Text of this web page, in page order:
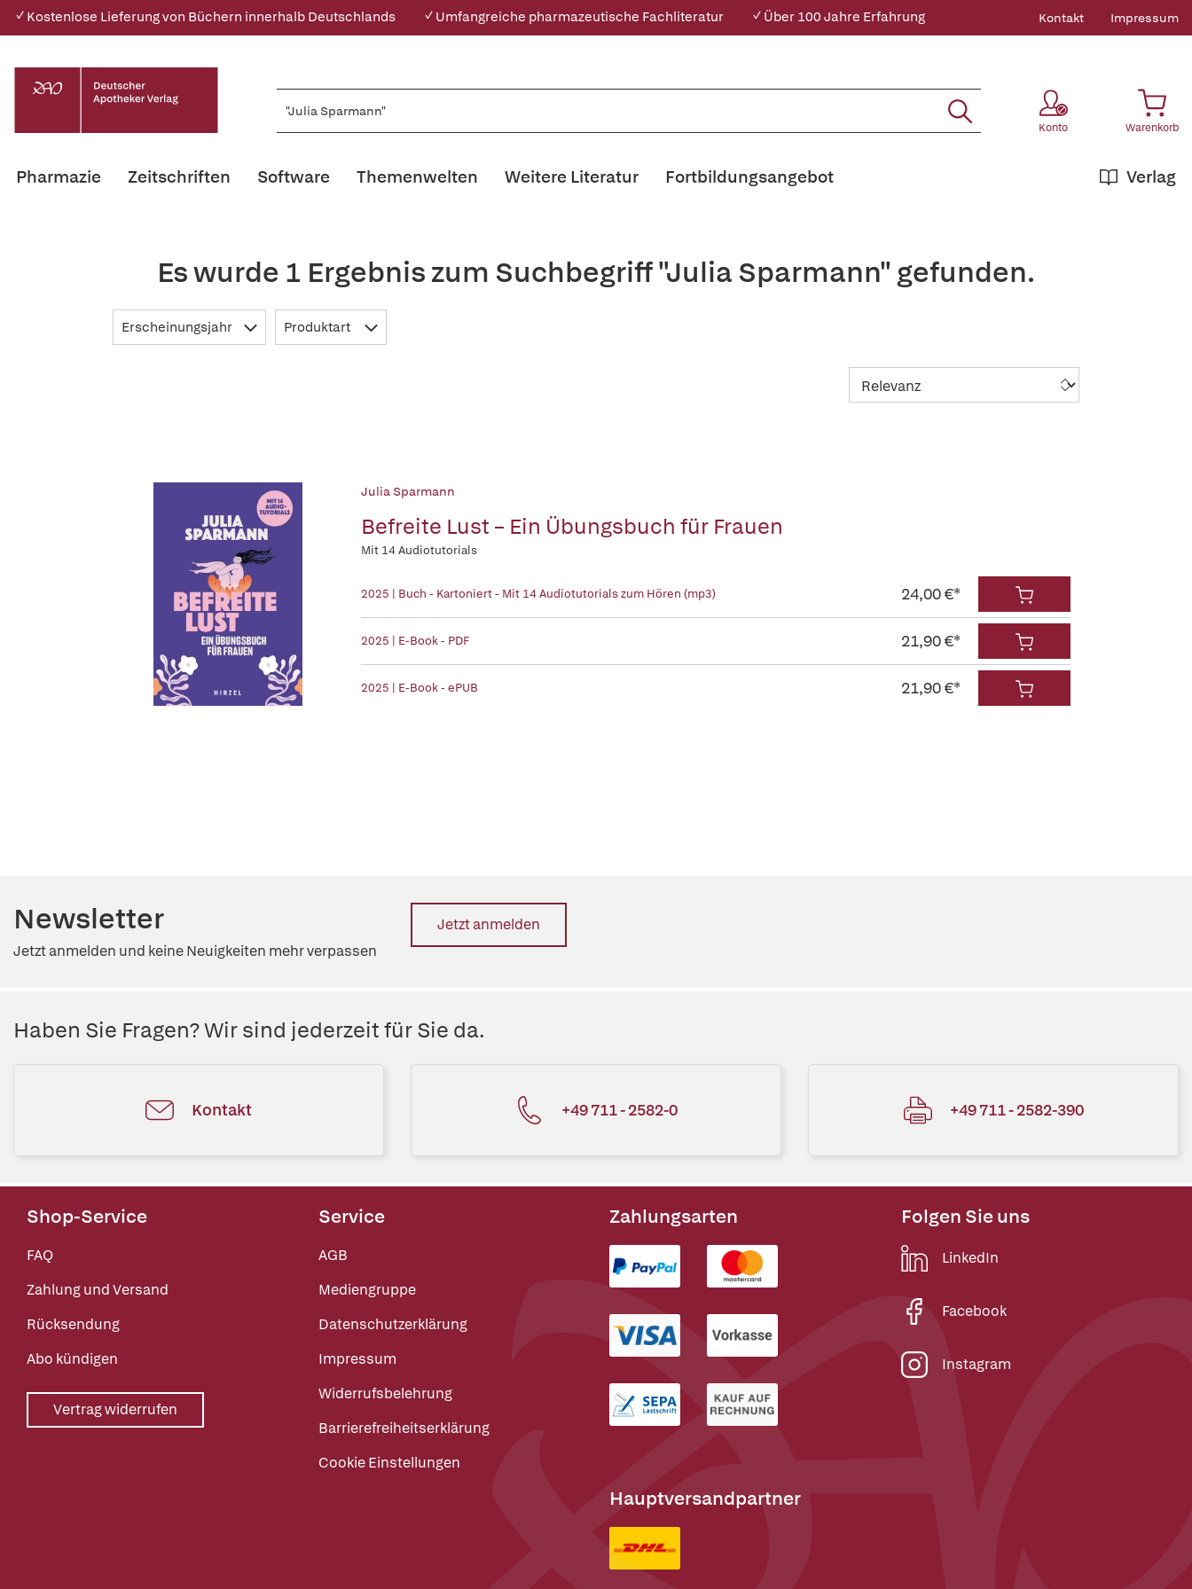
✓ Kostenlose Lieferung von Büchern innerhalb Deutschlands ✓ Umfangreiche pharmazeutische Fachliteratur ✓ Über 100 Jahre Erfahrung Kontakt Impressum
Konto Warenkorb
Pharmazie Zeitschriften Software Themenwelten Weitere Literatur Verlag
Fortbildungsangebot
Es wurde 1 Ergebnis zum Suchbegriff "Julia Sparmann" gefunden.
Erscheinungsjahr Produktart
Julia Sparmann
Befreite Lust – Ein Übungsbuch für Frauen
Mit 14 Audiotutorials
2025 | Buch - Kartoniert - Mit 14 Audiotutorials zum Hören (mp3) 24,00 €*
2025 | E-Book - PDF 21,90 €*
2025 | E-Book - ePUB 21,90 €*
Newsletter
Jetzt anmelden und keine Neuigkeiten mehr verpassen
Jetzt anmelden
Haben Sie Fragen? Wir sind jederzeit für Sie da.
Kontakt +49 711 - 2582-0 +49 711 - 2582-390
Shop-Service
FAQ
Zahlung und Versand
Rücksendung
Abo kündigen
Vertrag widerrufen
Service
AGB
Mediengruppe
Datenschutzerklärung
Impressum
Widerrufsbelehrung
Barrierefreiheitserklärung
Cookie Einstellungen
Zahlungsarten
Hauptversandpartner
Folgen Sie uns
LinkedIn
Facebook
Instagram